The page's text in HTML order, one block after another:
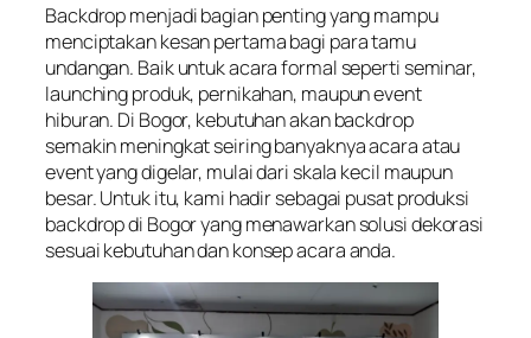
Backdrop menjadi bagian penting yang mampu
menciptakan kesan pertama bagi para tamu
undangan. Baik untuk acara formal seperti seminar,
launching produk, pernikahan, maupun event
hiburan. Di Bogor, kebutuhan akan backdrop
semakin meningkat seiring banyaknya acara atau
event yang digelar, mulai dari skala kecil maupun
besar. Untuk itu, kami hadir sebagai pusat produksi
backdrop di Bogor yang menawarkan solusi dekorasi
sesuai kebutuhan dan konsep acara anda.